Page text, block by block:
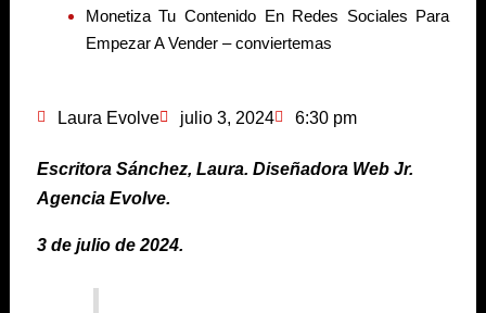
Monetiza Tu Contenido En Redes Sociales Para
Empezar A Vender – conviertemas
Laura Evolve julio 3, 2024 6:30 pm
Escritora Sánchez, Laura. Diseñadora Web Jr.
Agencia Evolve.
3 de julio de 2024.